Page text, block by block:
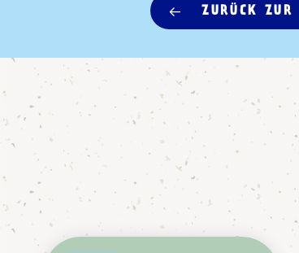
ZURÜCK ZUR